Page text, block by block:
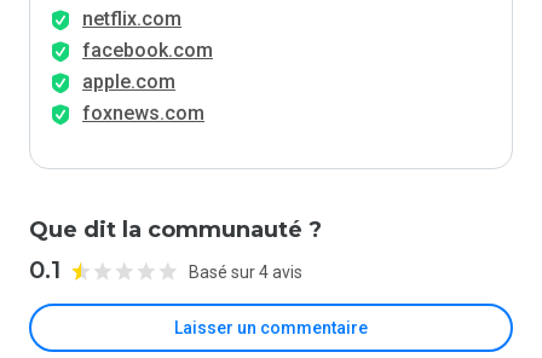
netflix.com
facebook.com
apple.com
foxnews.com
Que dit la communauté ?
0.1 Basé sur 4 avis
Laisser un commentaire